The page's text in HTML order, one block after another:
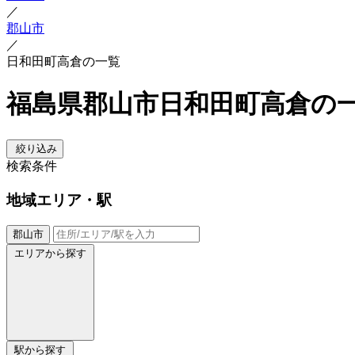
／
郡山市
／
日和田町高倉の一覧
福島県郡山市日和田町高倉の
絞り込み
検索条件
地域エリア・駅
郡山市
エリアから探す
駅から探す